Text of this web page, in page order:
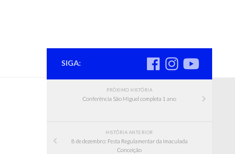
SIGA:
PRÓXIMO HISTÓRIA
Conferência São Miguel completa 1 ano
HISTÓRIA ANTERIOR
8 de dezembro: Festa Regulamentar da Imaculada
Conceição